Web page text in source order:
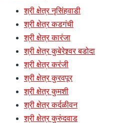
श्री क्षेत्र नृसिंहवाडी
श्री क्षेत्र कडगंची
श्री क्षेत्र कारंजा
श्री क्षेत्र कुबेरेश्र्वर बडोदा
श्री क्षेत्र करंजी
श्री क्षेत्र कुरवपूर
श्री क्षेत्र कुमशी
श्री क्षेत्र कर्दळीवन
श्री क्षेत्र कुरुंदवाड